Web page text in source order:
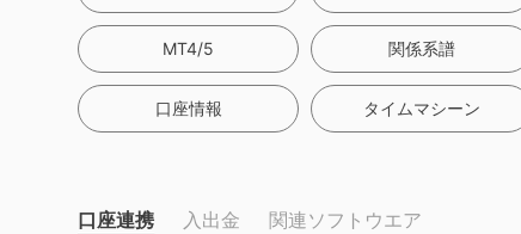
MT4/5 関係系譜
口座情報 タイムマシーン
口座連携 入出金 関連ソフトウエア